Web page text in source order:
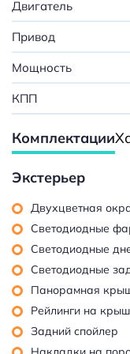
Двигатель
Привод
Мощность
КПП
Комплектации
Экстерьер
Двухцветная
Светодиодные
Светодиодные
Светодиодные
Панорамная
Рейлинги на
Задний спойлер